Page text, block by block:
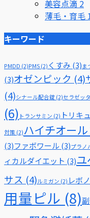
美容点滴 2
薄毛・育毛
キーワード
PMDD (2)PMS (2) くすみ (3) ま
(3)オゼンピック (4)
(4)シナール配合錠 (2)セラゼッタ
(6) トランサミン (2) トリキ
対策 (2)ハイチオール
(3)ファボワール (3)プラノ
ィカルダイエット (3)ユ
サス (4)ルミガン (2) レボ
用量ピル (8)